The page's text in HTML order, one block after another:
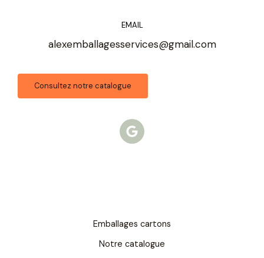
EMAIL
alexemballagesservices@gmail.com
Consultez notre catalogue
G
o
o
Emballages cartons
Notre catalogue